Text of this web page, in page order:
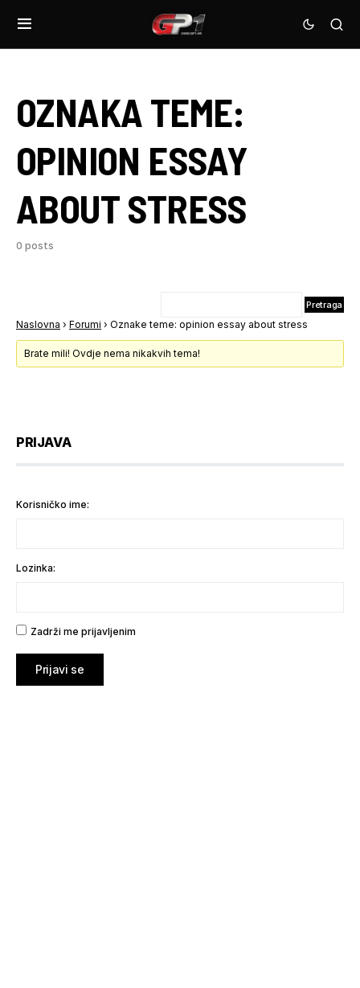
OZNAKA TEME:
OPINION ESSAY
ABOUT STRESS
0 posts
Naslovna › Forumi › Oznake teme: opinion essay about stress
Brate mili! Ovdje nema nikakvih tema!
PRIJAVA
Korisničko ime:
Lozinka:
Zadrži me prijavljenim
Prijavi se